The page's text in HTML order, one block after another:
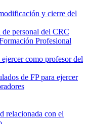
y cierre del
personal del CRC
Profesional
como profesor del
de FP para ejercer
relacionada con el